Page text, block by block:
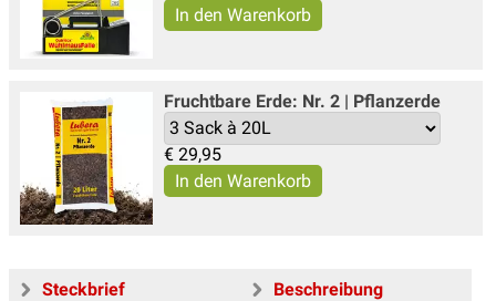
Fruchtbare Erde: Nr. 2 | Pflanzerde
€ 29,95
Steckbrief
Beschreibung